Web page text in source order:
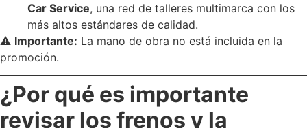
Car Service, una red de talleres multimarca con los
más altos estándares de calidad.
⚠️ Importante: La mano de obra no está incluida en la
promoción.
¿Por qué es importante
revisar los frenos y la